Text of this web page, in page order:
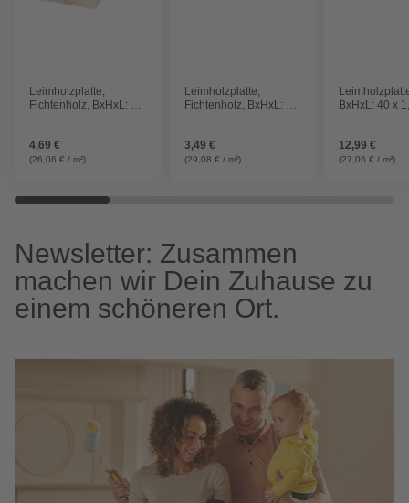
Leimholzplatte,
Fichtenholz, BxHxL: 30
4,69 €
(26,06 € / m²)
Leimholzplatte,
Fichtenholz, BxHxL: 20
3,49 €
(29,08 € / m²)
BxHxL: 40 x
12,99 €
(27,06 € / m²)
Newsletter: Zusammen
machen wir Dein Zuhause zu
einem schöneren Ort.